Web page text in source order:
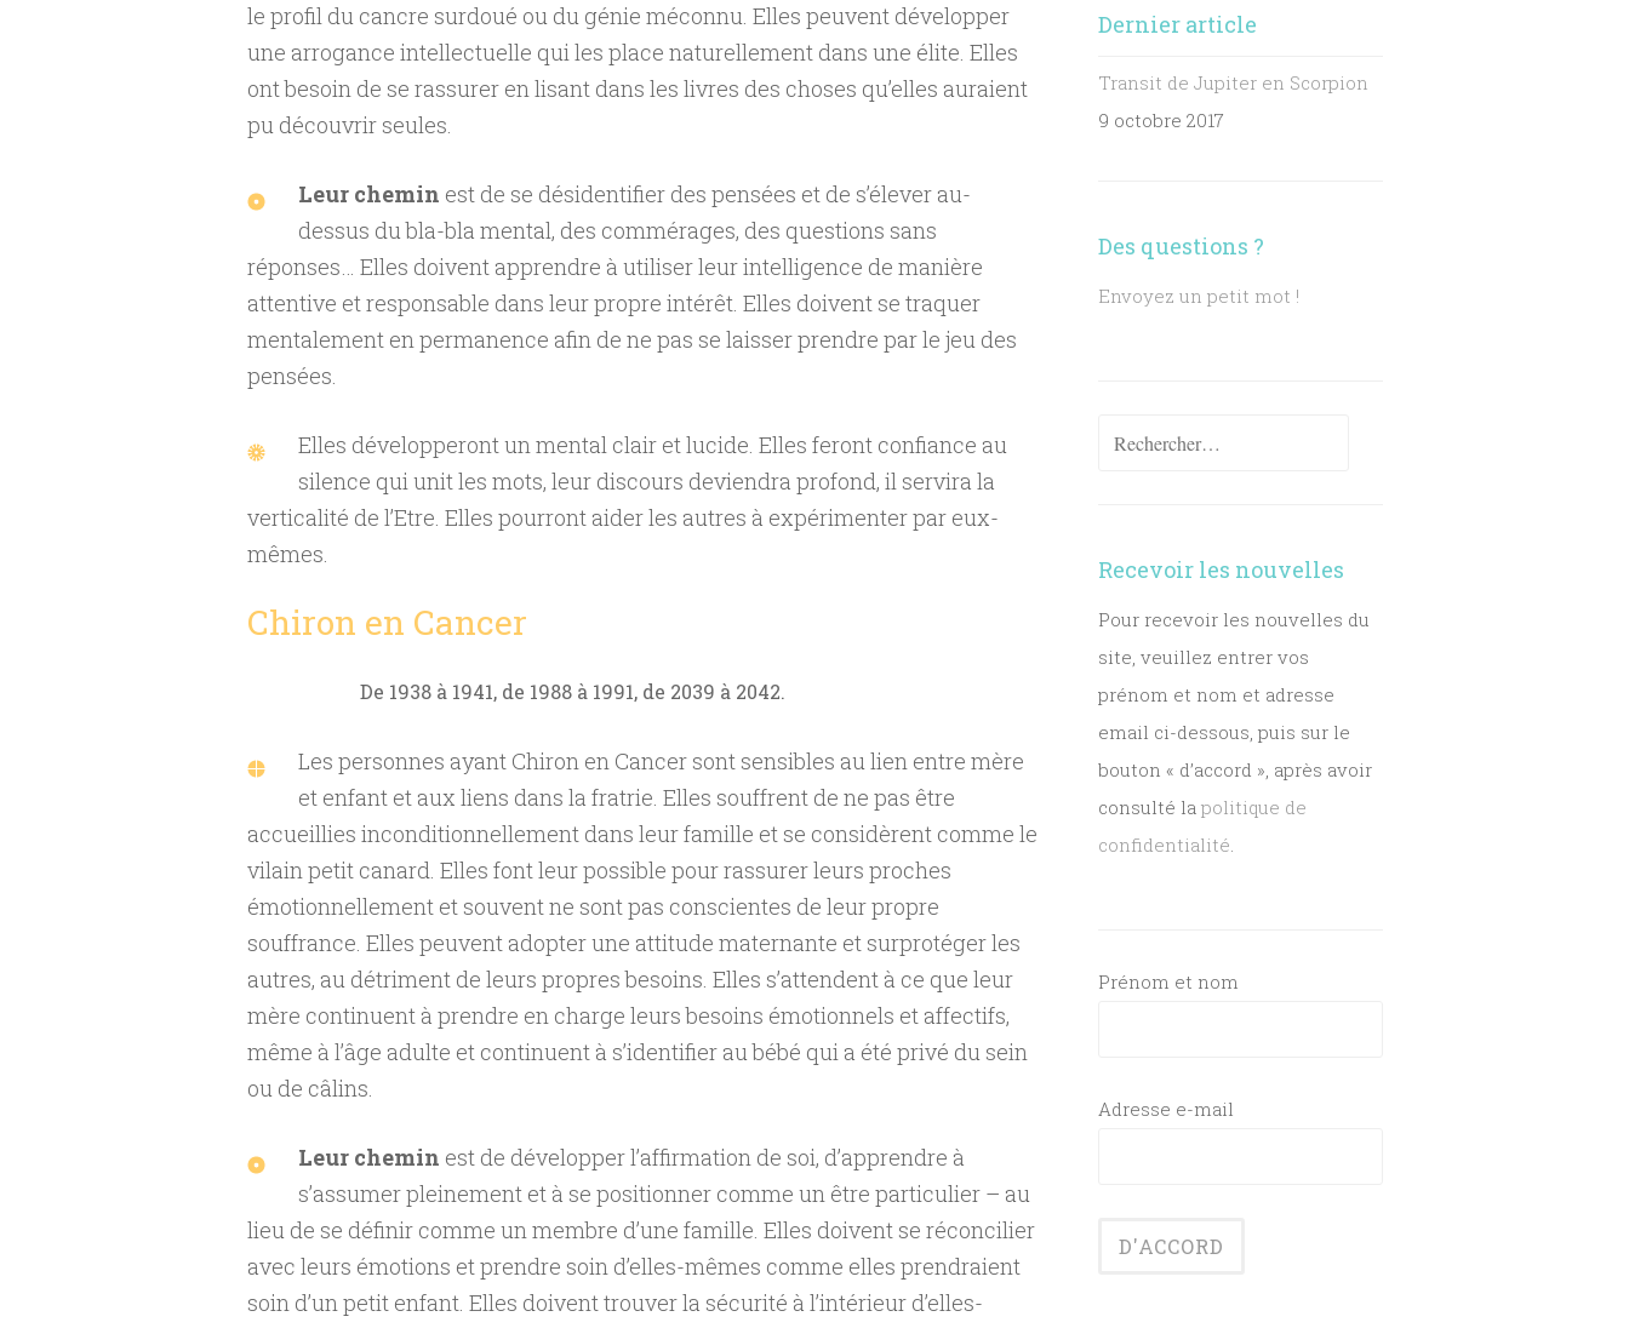
le profil du cancre surdoué ou du génie méconnu. Elles peuvent développer
une arrogance intellectuelle qui les place naturellement dans une élite. Elles
ont besoin de se rassurer en lisant dans les livres des choses qu’elles auraient
pu découvrir seules.
Leur chemin est de se désidentifier des pensées et de s’élever au-
dessus du bla-bla mental, des commérages, des questions sans
réponses… Elles doivent apprendre à utiliser leur intelligence de manière
attentive et responsable dans leur propre intérêt. Elles doivent se traquer
mentalement en permanence afin de ne pas se laisser prendre par le jeu des
pensées.
Elles développeront un mental clair et lucide. Elles feront confiance au
silence qui unit les mots, leur discours deviendra profond, il servira la
verticalité de l’Etre. Elles pourront aider les autres à expérimenter par eux-
mêmes.
Chiron en Cancer
De 1938 à 1941, de 1988 à 1991, de 2039 à 2042.
Les personnes ayant Chiron en Cancer sont sensibles au lien entre mère
et enfant et aux liens dans la fratrie. Elles souffrent de ne pas être
accueillies inconditionnellement dans leur famille et se considèrent comme le
vilain petit canard. Elles font leur possible pour rassurer leurs proches
émotionnellement et souvent ne sont pas conscientes de leur propre
souffrance. Elles peuvent adopter une attitude maternante et surprotéger les
autres, au détriment de leurs propres besoins. Elles s’attendent à ce que leur
mère continuent à prendre en charge leurs besoins émotionnels et affectifs,
même à l’âge adulte et continuent à s’identifier au bébé qui a été privé du sein
ou de câlins.
Leur chemin est de développer l’affirmation de soi, d’apprendre à
s’assumer pleinement et à se positionner comme un être particulier – au
lieu de se définir comme un membre d’une famille. Elles doivent se réconcilier
avec leurs émotions et prendre soin d’elles-mêmes comme elles prendraient
soin d’un petit enfant. Elles doivent trouver la sécurité à l’intérieur d’elles-
Dernier article
Transit de Jupiter en Scorpion
9 octobre 2017
Des questions ?
Envoyez un petit mot !
Rechercher :
Recevoir les nouvelles
Pour recevoir les nouvelles du
site, veuillez entrer vos
prénom et nom et adresse
email ci-dessous, puis sur le
bouton « d’accord », après avoir
consulté lapolitique de
confidentialité.
Prénom et nom
Adresse e-mail